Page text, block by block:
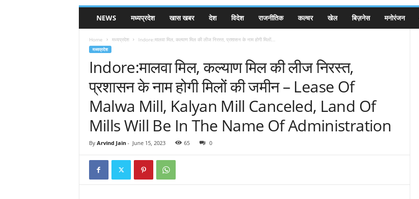
NEWS मध्यप्रदेश खास खबर देश विदेश राजनीतिक कल्चर खेल बिज़नेस मनोरंजन
Home मध्यप्रदेश Indore:मालवा मिल, कल्याण मिल की लीज निरस्त, प्रशासन के नाम होगी मिलों...
मध्यप्रदेश
Indore:मालवा मिल, कल्याण मिल की लीज निरस्त,
प्रशासन के नाम होगी मिलों की जमीन – Lease Of
Malwa Mill, Kalyan Mill Canceled, Land Of
Mills Will Be In The Name Of Administration
By Arvind Jain- June 15, 2023 65 0